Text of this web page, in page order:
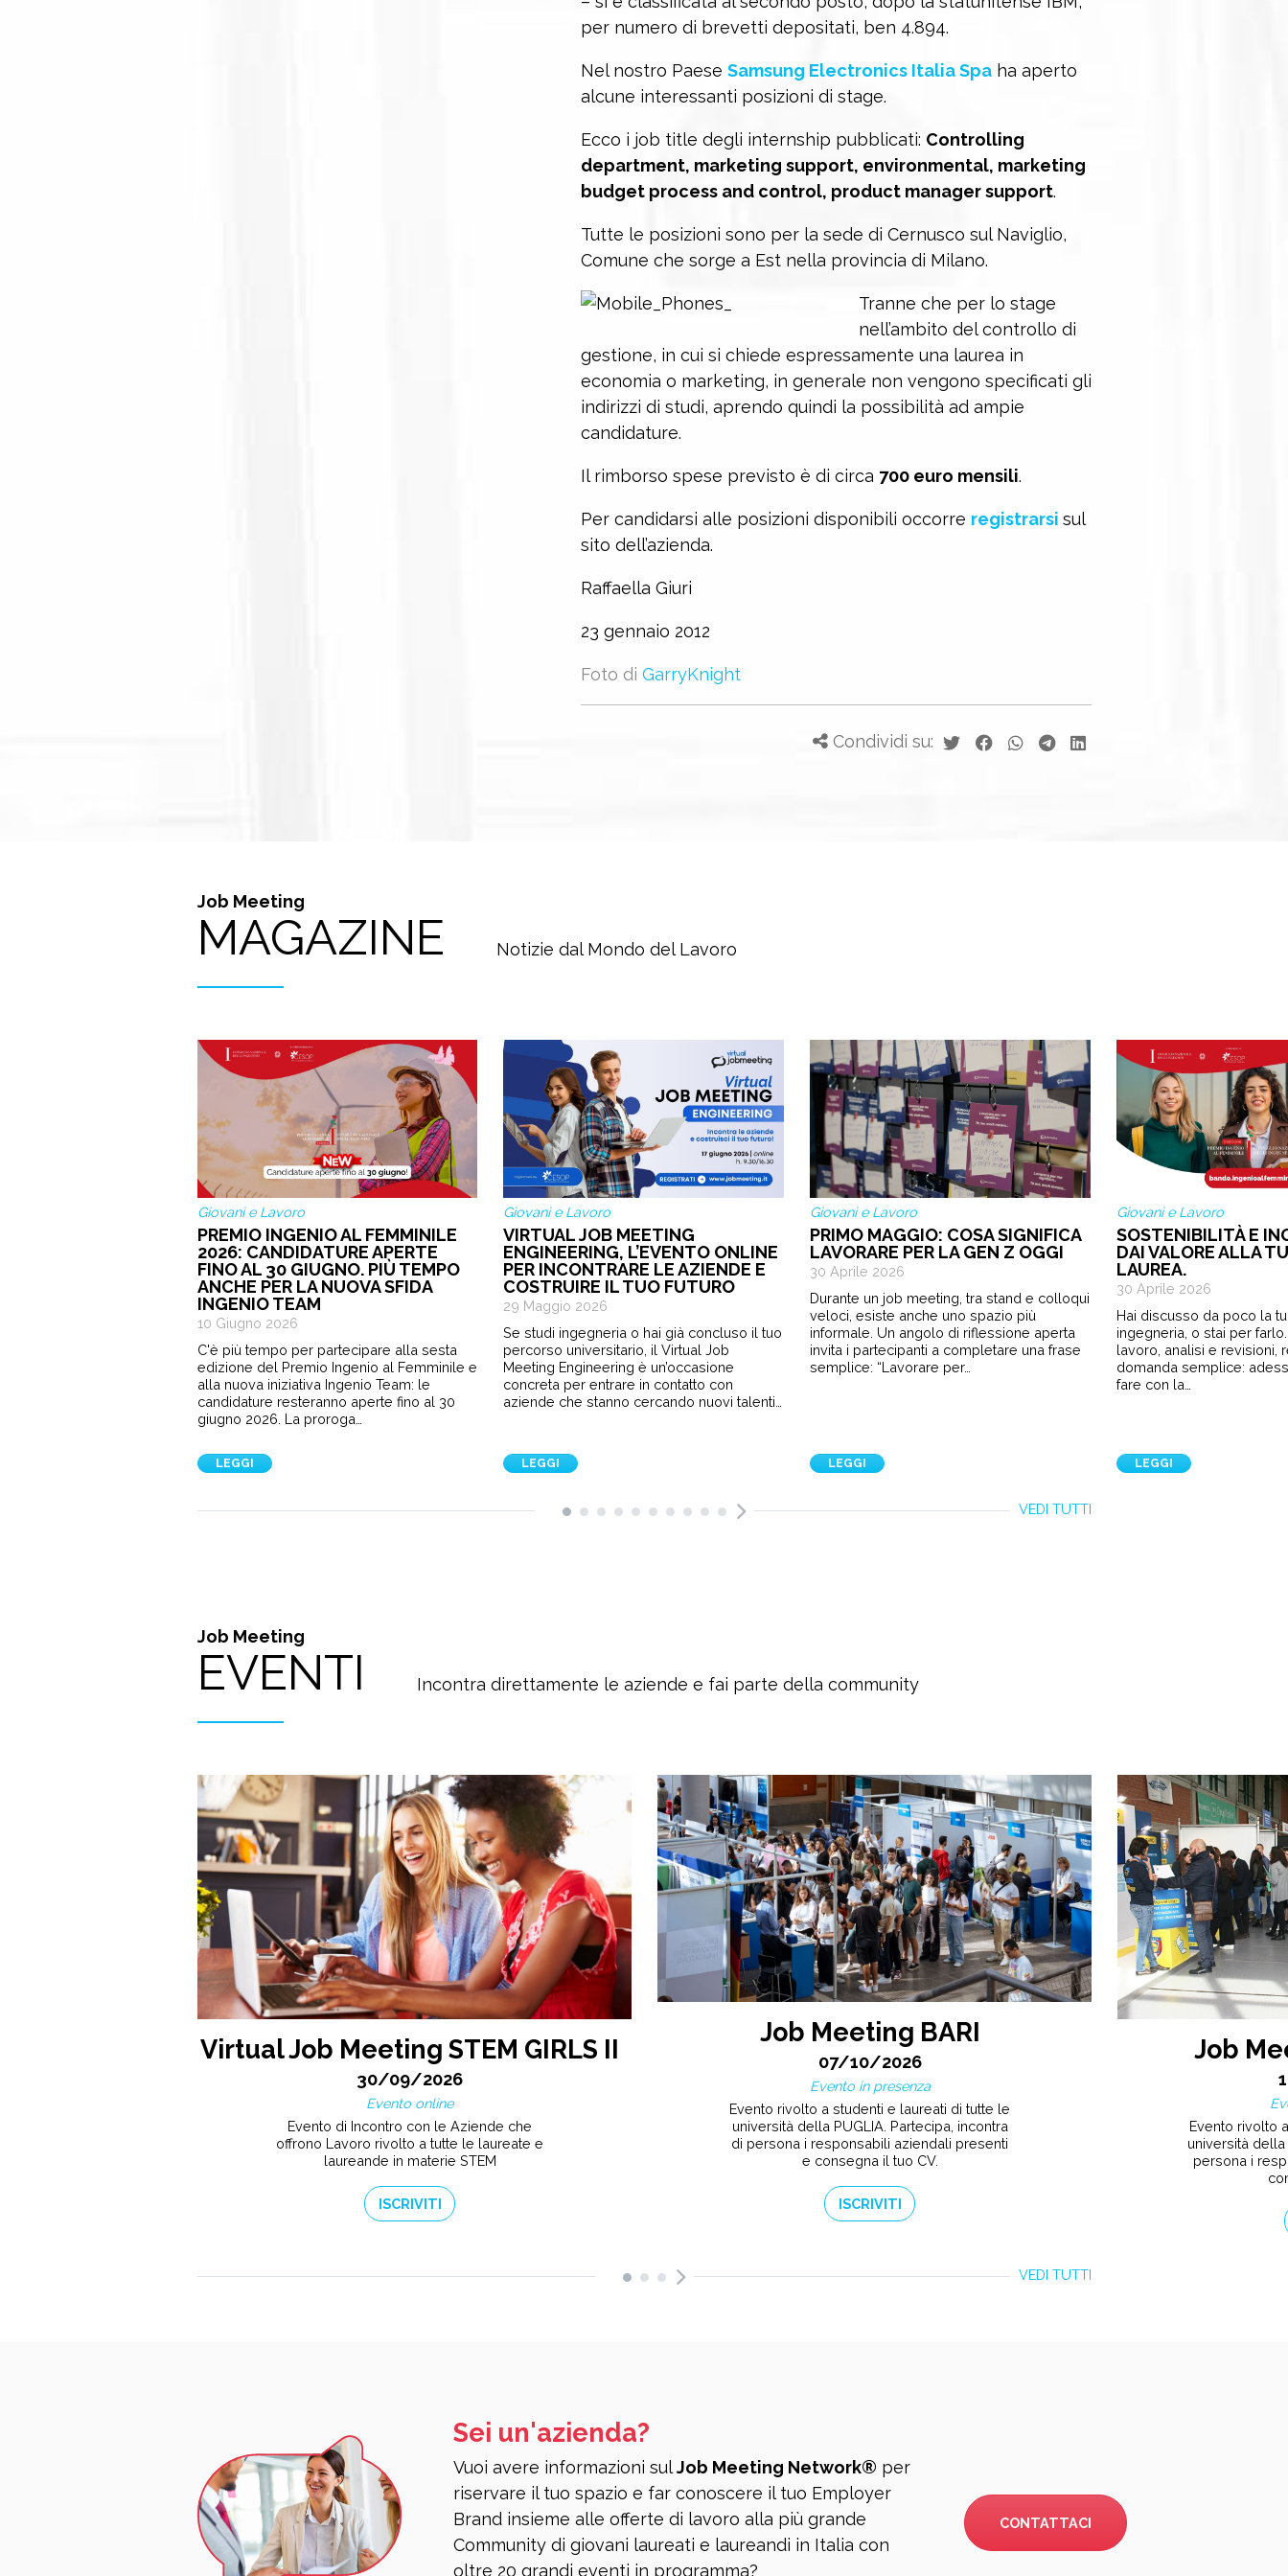
per numero di brevetti depositati, ben 4.894.
Nel nostro Paese Samsung Electronics Italia Spaha aperto
alcune interessanti posizioni di stage.
Ecco i job title degli internship pubblicati: Controlling
department, marketing support, environmental, marketing
budget process and control, product manager support.
Tutte le posizioni sono per la sede di Cernusco sul Naviglio,
Comune che sorge a Est nella provincia di Milano.
Tranne che per lo stage
nell’ambito del controllo di
gestione, in cui si chiede espressamente una laurea in
economia o marketing, in generale non vengono specificati gli
indirizzi di studi, aprendo quindi la possibilità ad ampie
candidature.
Il rimborso spese previsto è di circa 700 euro mensili.
Per candidarsi alle posizioni disponibili occorre registrarsi sul
sito dell’azienda.
Raffaella Giuri
23 gennaio 2012
Foto di GarryKnight
Condividi su:
Job Meeting
MAGAZINE Notizie dal Mondo del Lavoro
Giovani e Lavoro
PREMIO INGENIO AL FEMMINILE
2026: CANDIDATURE APERTE
FINO AL 30 GIUGNO. PIÙ TEMPO
ANCHE PER LA NUOVA SFIDA
INGENIO TEAM
10 Giugno 2026
C'è più tempo per partecipare alla sesta
edizione del Premio Ingenio al Femminile e
alla nuova iniziativa Ingenio Team: le
candidature resteranno aperte fino al 30
giugno 2026. La proroga…
LEGGI
Giovani e Lavoro
VIRTUAL JOB MEETING
ENGINEERING, L’EVENTO ONLINE
PER INCONTRARE LE AZIENDE E
COSTRUIRE IL TUO FUTURO
29 Maggio 2026
Se studi ingegneria o hai già concluso il tuo
percorso universitario, il Virtual Job
Meeting Engineering è un’occasione
concreta per entrare in contatto con
aziende che stanno cercando nuovi talenti…
LEGGI
Giovani e Lavoro
PRIMO MAGGIO: COSA SIGNIFICA
LAVORARE PER LA GEN Z OGGI
30 Aprile 2026
Durante un job meeting, tra stand e colloqui
veloci, esiste anche uno spazio più
informale. Un angolo di riflessione aperta
invita i partecipanti a completare una frase
semplice: “Lavorare per…
LEGGI
Giovani e Lavoro
SOSTENIBILITÀ E
DAI VALORE ALLA
LAUREA.
30 Aprile 2026
Hai discusso da poco la
ingegneria, o stai per
lavoro, analisi e revisioni,
domanda semplice:
fare con la…
LEGGI
VEDI TUTTI
Job Meeting
EVENTI Incontra direttamente le aziende e fai parte della community
Virtual Job Meeting STEM GIRLS II
30/09/2026
Evento online
Evento di Incontro con le Aziende che
offrono Lavoro rivolto a tutte le laureate e
laureande in materie STEM
ISCRIVITI
Job Meeting BARI
07/10/2026
Evento in presenza
Evento rivolto a studenti e laureati di tutte le
università della PUGLIA. Partecipa, incontra
di persona i responsabili aziendali presenti
e consegna il tuo CV.
ISCRIVITI
Job
Evento rivolto
università della
persona i
VEDI TUTTI
Sei un'azienda?
Vuoi avere informazioni sulJob Meeting Network® per
riservare il tuo spazio e far conoscere il tuo Employer
Brand insieme alle offerte di lavoro alla più grande
Community di giovani laureati e laureandi in Italia con
oltre 20 grandi eventi in programma?
CONTATTACI